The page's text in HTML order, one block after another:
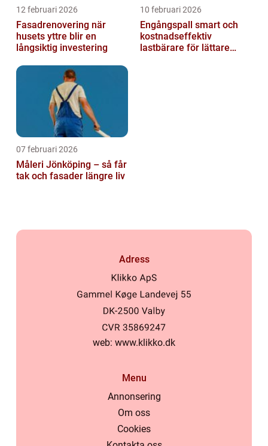
12 februari 2026
Fasadrenovering när
husets yttre blir en
långsiktig investering
10 februari 2026
Engångspall smart och
kostnadseffektiv
lastbärare för lättare
07 februari 2026
Måleri Jönköping – så får
tak och fasader längre liv
Adress
web: www.klikko.dk
Menu
Annonsering
Om oss
Cookies